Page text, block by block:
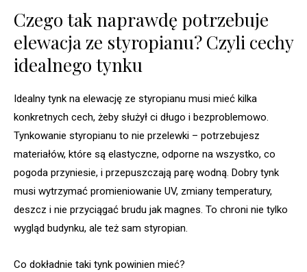
Czego tak naprawdę potrzebuje
elewacja ze styropianu? Czyli cechy
idealnego tynku
Idealny tynk na elewację ze styropianu musi mieć kilka
konkretnych cech, żeby służył ci długo i bezproblemowo.
Tynkowanie styropianu to nie przelewki – potrzebujesz
materiałów, które są elastyczne, odporne na wszystko, co
pogoda przyniesie, i przepuszczają parę wodną. Dobry tynk
musi wytrzymać promieniowanie UV, zmiany temperatury,
deszcz i nie przyciągać brudu jak magnes. To chroni nie tylko
wygląd budynku, ale też sam styropian.
Co dokładnie taki tynk powinien mieć?